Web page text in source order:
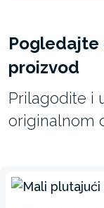
Pogledajte
proizvod
Prilagodite i
originalnom